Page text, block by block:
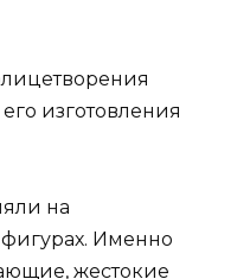
изготовления
на
Именно
жестокие